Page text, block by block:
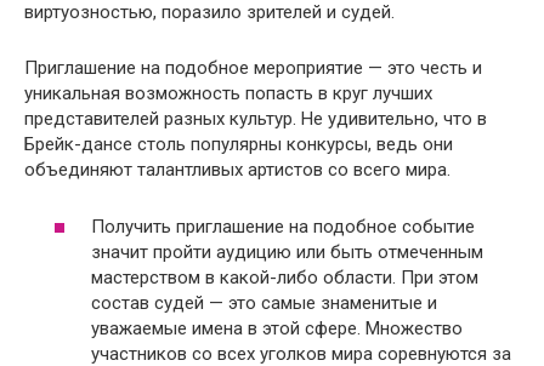
виртуозностью, поразило зрителей и судей.
Приглашение на подобное мероприятие — это честь и
уникальная возможность попасть в круг лучших
представителей разных культур. Не удивительно, что в
Брейк-дансе столь популярны конкурсы, ведь они
объединяют талантливых артистов со всего мира.
Получить приглашение на подобное событие
значит пройти аудицию или быть отмеченным
мастерством в какой-либо области. При этом
состав судей — это самые знаменитые и
уважаемые имена в этой сфере. Множество
участников со всех уголков мира соревнуются за